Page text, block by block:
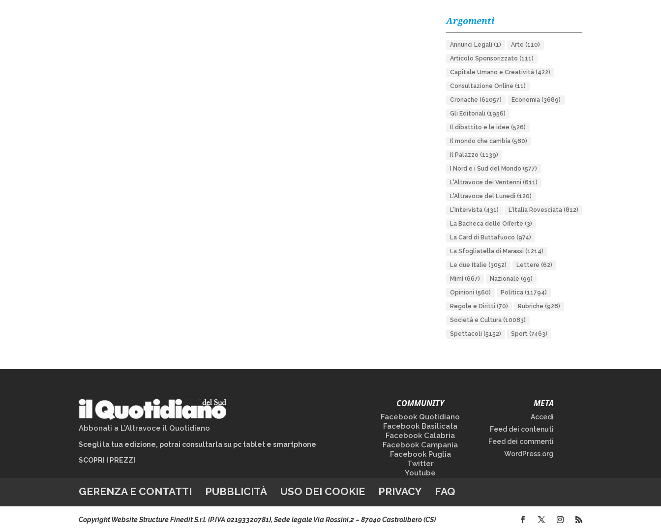
Argomenti
Annunci Legali (1) Arte (110)
Articolo Sponsorizzato (111)
Capitale Umano e Creatività(422)
Consultazione Online (11)
Cronache (61057) Economia(3689)
Gli Editoriali (1956)
Il dibattito e le idee (526)
Il mondo che cambia(580)
Il Palazzo (1139)
I Nord e i Sud del Mondo (577)
L'Altravoce dei Ventenni (611)
L'Altravoce del Lunedì (120)
L'Intervista(431) L'Italia Rovesciata(812)
La Bacheca delle Offerte (3)
La Card di Buttafuoco (974)
La Sfogliatella di Marassi (1214)
Le due Italie (3052) Lettere (62)
Mimì (667) Nazionale (99)
Opinioni (560) Politica(11794)
Regole e Diritti (70) Rubriche (928)
Società e Cultura(10083)
Spettacoli (5152) Sport(7463)
Abbonati a L’Altravoce il Quotidiano
Scegli la tua edizione, potrai consultarla su pc tablet e smartphone
SCOPRI I PREZZI
COMMUNITY
Facebook Quotidiano
Facebook Basilicata
Facebook Calabria
Facebook Campania
Facebook Puglia
Twitter
Youtube
META
Accedi
Feed dei contenuti
Feed dei commenti
WordPress.org
GERENZA E CONTATTI PUBBLICITÀ USO DEI COOKIE PRIVACY FAQ
Copyright Website Structure Finedit S.r.l. (P.IVA 02193320781), Sede legale Via Rossini,2 – 87040 Castrolibero (CS)